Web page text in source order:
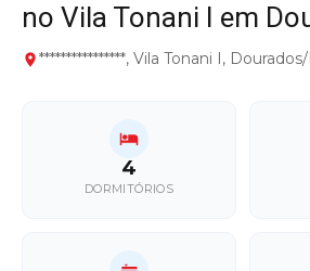
no Vila Tonani I em
****************, Vila Tonani I,
4
DORMITÓRIOS